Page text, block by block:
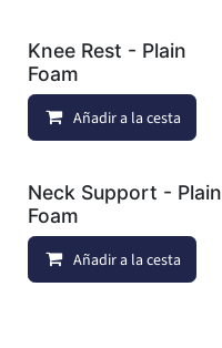
Knee Rest - Plain
Foam
Añadir a la cesta
Neck Support - Plain
Foam
Añadir a la cesta